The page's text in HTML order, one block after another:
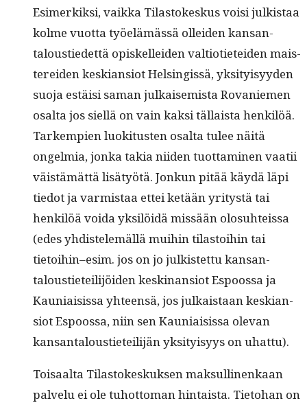
Esimerkik­si, vaik­ka Tilas­tokeskus voisi julk­istaa
kolme vuot­ta työelämässä ollei­den kansan­
taloustiedet­tä opiskellei­den val­ti­oti­etei­den mais­
terei­den keskian­siot Helsingis­sä, yksi­ty­isyy­den
suo­ja estäisi saman julkaisemista Rovaniemen
osalta jos siel­lä on vain kak­si täl­laista henkilöä.
Tarkem­pi­en luok­i­tusten osalta tulee näitä
ongelmia, jon­ka takia niiden tuot­ta­mi­nen vaatii
väistämät­tä lisä­työtä. Jonkun pitää käy­dä läpi
tiedot ja varmis­taa ettei ketään yri­tys­tä tai
henkilöä voi­da yksilöidä mis­sään olo­suhteis­sa
(edes yhdis­telemäl­lä mui­hin tilas­toi­hin tai
tietoihin–esim. jos on jo julk­istet­tu kansan­
talousti­eteil­i­jöi­den keski­nan­siot Espoos­sa ja
Kau­ni­ai­sis­sa yhteen­sä, jos julka­istaan keskian­
siot Espoos­sa, niin sen Kau­ni­ai­sis­sa ole­van
kansan­talousti­eteil­i­jän yksi­ty­isyys on uhattu).
Toisaal­ta Tilas­tokeskuk­sen mak­sulli­nenkaan
palvelu ei ole tuhot­toman hin­taista. Tieto­han on